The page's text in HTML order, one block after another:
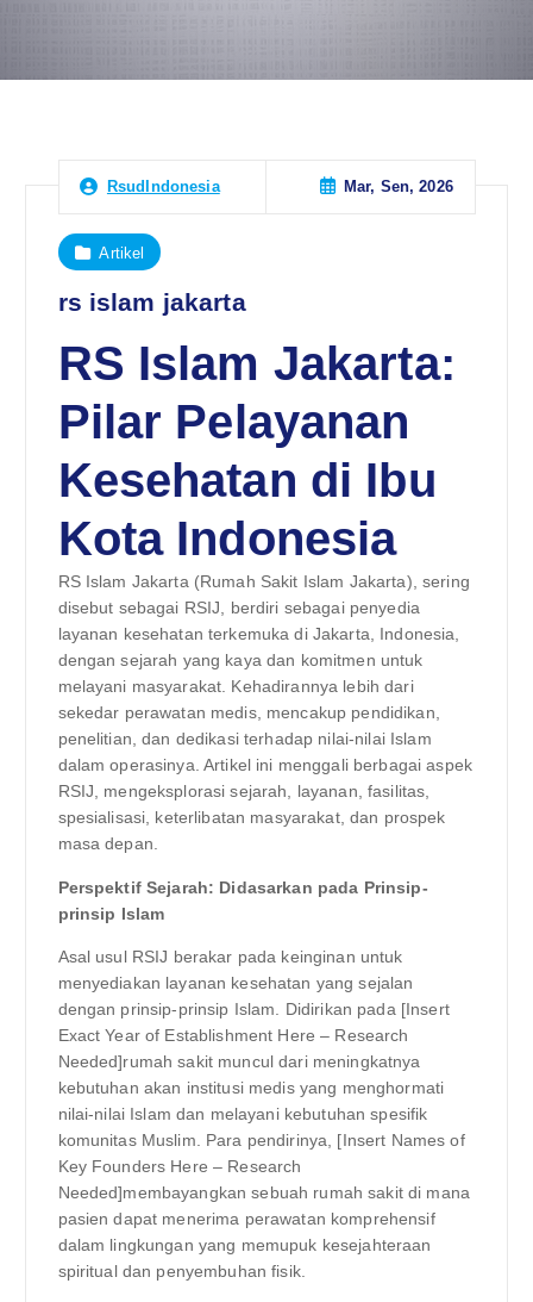
RsudIndonesia Mar, Sen, 2026
Artikel
rs islam jakarta
RS Islam Jakarta:
Pilar Pelayanan
Kesehatan di Ibu
Kota Indonesia
RS Islam Jakarta (Rumah Sakit Islam Jakarta), sering
disebut sebagai RSIJ, berdiri sebagai penyedia
layanan kesehatan terkemuka di Jakarta, Indonesia,
dengan sejarah yang kaya dan komitmen untuk
melayani masyarakat. Kehadirannya lebih dari
sekedar perawatan medis, mencakup pendidikan,
penelitian, dan dedikasi terhadap nilai-nilai Islam
dalam operasinya. Artikel ini menggali berbagai aspek
RSIJ, mengeksplorasi sejarah, layanan, fasilitas,
spesialisasi, keterlibatan masyarakat, dan prospek
masa depan.
Perspektif Sejarah: Didasarkan pada Prinsip-
prinsip Islam
Asal usul RSIJ berakar pada keinginan untuk
menyediakan layanan kesehatan yang sejalan
dengan prinsip-prinsip Islam. Didirikan pada [Insert
Exact Year of Establishment Here – Research
Needed]rumah sakit muncul dari meningkatnya
kebutuhan akan institusi medis yang menghormati
nilai-nilai Islam dan melayani kebutuhan spesifik
komunitas Muslim. Para pendirinya, [Insert Names of
Key Founders Here – Research
Needed]membayangkan sebuah rumah sakit di mana
pasien dapat menerima perawatan komprehensif
dalam lingkungan yang memupuk kesejahteraan
spiritual dan penyembuhan fisik.